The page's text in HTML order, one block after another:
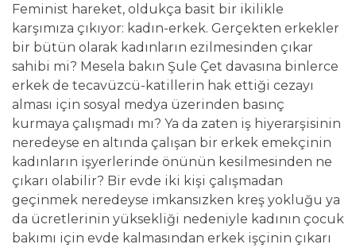
Feminist hareket, oldukça basit bir ikilikle
karşımıza çıkıyor: kadın-erkek. Gerçekten erkekler
bir bütün olarak kadınların ezilmesinden çıkar
sahibi mi? Mesela bakın Şule Çet davasına binlerce
erkek de tecavüzcü-katillerin hak ettiği cezayı
alması için sosyal medya üzerinden basınç
kurmaya çalışmadı mı? Ya da zaten iş hiyerarşisinin
neredeyse en altında çalışan bir erkek emekçinin
kadınların işyerlerinde önünün kesilmesinden ne
çıkarı olabilir? Bir evde iki kişi çalışmadan
geçinmek neredeyse imkansızken kreş yokluğu ya
da ücretlerinin yüksekliği nedeniyle kadının çocuk
bakımı için evde kalmasından erkek işçinin çıkarı